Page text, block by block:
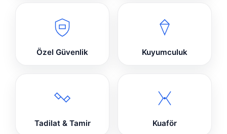
Özel Güvenlik Kuyumculuk
Tadilat & Tamir Kuaför